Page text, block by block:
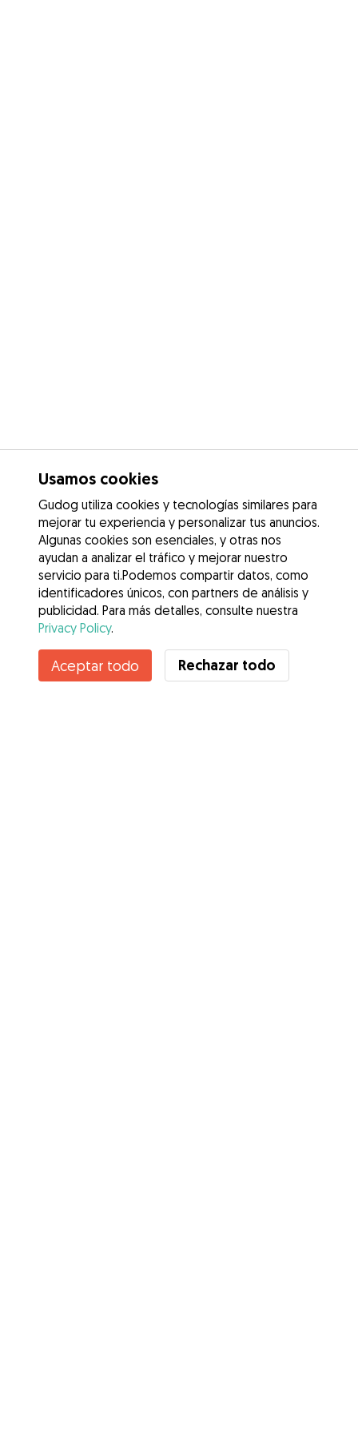
Usamos cookies
Gudog utiliza cookies y tecnologías similares para
mejorar tu experiencia y personalizar tus anuncios.
Algunas cookies son esenciales, y otras nos
ayudan a analizar el tráfico y mejorar nuestro
servicio para ti.Podemos compartir datos, como
identificadores únicos, con partners de análisis y
publicidad. Para más detalles, consulte nuestra
Privacy Policy.
Aceptar todo Rechazar todo